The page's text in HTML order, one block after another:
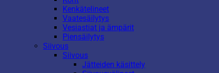
Kenkätelineet
Vaatesäilytys
Vesiastiat ja ämpärit
Piensäilytys
Siivous
Siivous
Jätteiden käsittely